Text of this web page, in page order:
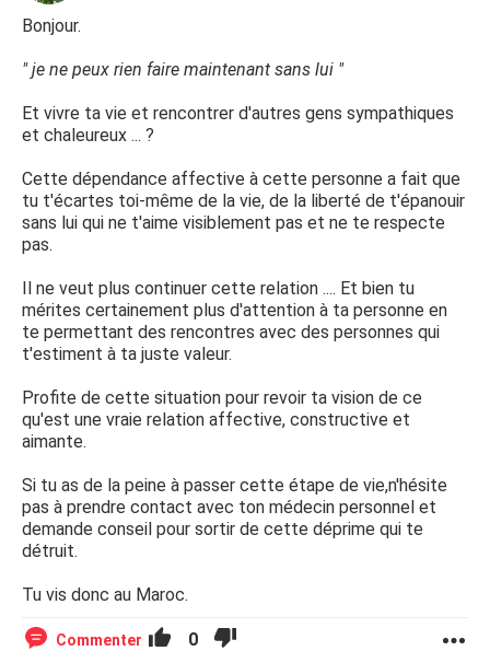
Bonjour.
" je ne peux rien faire maintenant sans lui "
Et vivre ta vie et rencontrer d'autres gens sympathiques
et chaleureux ... ?
Cette dépendance affective à cette personne a fait que
tu t'écartes toi-même de la vie, de la liberté de t'épanouir
sans lui qui ne t'aime visiblement pas et ne te respecte
pas.
Il ne veut plus continuer cette relation .... Et bien tu
mérites certainement plus d'attention à ta personne en
te permettant des rencontres avec des personnes qui
t'estiment à ta juste valeur.
Profite de cette situation pour revoir ta vision de ce
qu'est une vraie relation affective, constructive et
aimante.
Si tu as de la peine à passer cette étape de vie,n'hésite
pas à prendre contact avec ton médecin personnel et
demande conseil pour sortir de cette déprime qui te
détruit.
Tu vis donc au Maroc.
Commenter 0